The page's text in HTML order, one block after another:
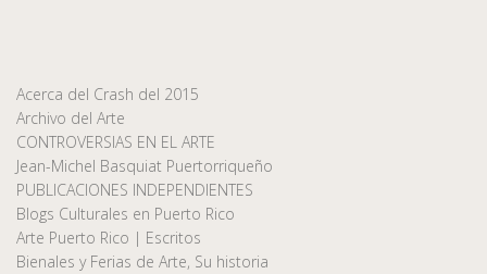
Acerca del Crash del 2015
Archivo del Arte
CONTROVERSIAS EN EL ARTE
Jean-Michel Basquiat Puertorriqueño
PUBLICACIONES INDEPENDIENTES
Blogs Culturales en Puerto Rico
Arte Puerto Rico | Escritos
Bienales y Ferias de Arte, Su historia